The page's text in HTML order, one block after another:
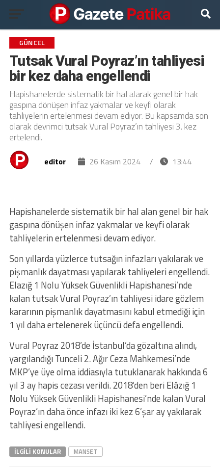
GÜNCEL
Tutsak Vural Poyraz’ın tahliyesi
bir kez daha engellendi
Hapishanelerde sistematik bir hal alarak genel bir hak
gaspına dönüşen infaz yakmalar ve keyfi olarak
tahliyelerin ertelenmesi devam ediyor. Bu kapsamda son
olarak devrimci tutsak Vural Poyraz’ın tahliyesi 3. kez
ertelendi.
editor 26 Kasım 2024 / 13:44
Hapishanelerde sistematik bir hal alan genel bir hak
gaspına dönüşen infaz yakmalar ve keyfi olarak
tahliyelerin ertelenmesi devam ediyor.
Son yıllarda yüzlerce tutsağın infazları yakılarak ve
pişmanlık dayatması yapılarak tahliyeleri engellendi.
Elazığ 1 Nolu Yüksek Güvenlikli Hapishanesi’nde
kalan tutsak Vural Poyraz’ın tahliyesi idare gözlem
kararının pişmanlık dayatmasını kabul etmediği için
1 yıl daha ertelenerek üçüncü defa engellendi.
Vural Poyraz 2018’de İstanbul’da gözaltına alındı,
yargılandığı Tunceli 2. Ağır Ceza Mahkemesi’nde
MKP’ye üye olma iddiasıyla tutuklanarak hakkında 6
yıl 3 ay hapis cezası verildi. 2018’den beri Elâzığ 1
Nolu Yüksek Güvenlikli Hapishanesi’nde kalan Vural
Poyraz’ın daha önce infazı iki kez 6’şar ay yakılarak
tahliyesi engellendi.
İLGILI KONULAR MANSET